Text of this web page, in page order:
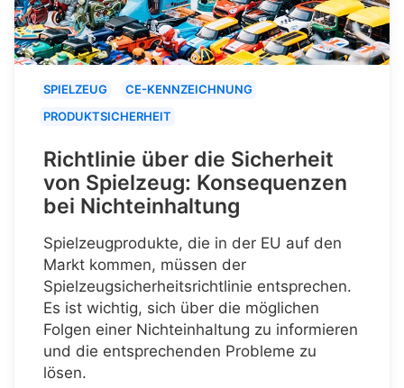
SPIELZEUG
CE-KENNZEICHNUNG
PRODUKTSICHERHEIT
Richtlinie über die Sicherheit
von Spielzeug: Konsequenzen
bei Nichteinhaltung
Spielzeugprodukte, die in der EU auf den
Markt kommen, müssen der
Spielzeugsicherheitsrichtlinie entsprechen.
Es ist wichtig, sich über die möglichen
Folgen einer Nichteinhaltung zu informieren
und die entsprechenden Probleme zu
lösen.